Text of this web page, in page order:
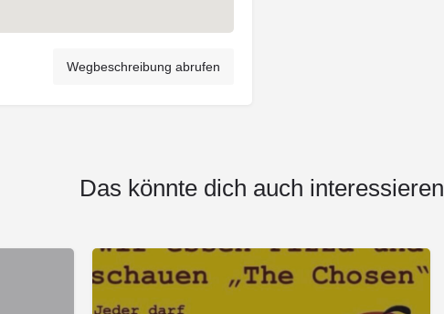
Wegbeschreibung abrufen
Das könnte dich auch interessieren